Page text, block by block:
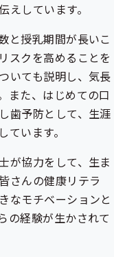
しています。
と授乳期間が長いこ
スクを高めることを
いても説明し、気長
また、はじめての口
歯予防として、生涯
います。
が協力をして、生ま
さんの健康リテラ
なモチベーションと
の経験が生かされて